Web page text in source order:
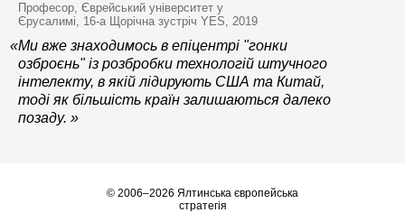
Професор, Єврейський університет у
Єрусалимі, 16-а Щорічна зустріч YES, 2019
«Ми вже знаходимось в епіцентрі "гонки
озброєнь" із розбробки технологій штучного
інтелекту, в якій лідирують США та Китай,
тоді як більшість країн залишаються далеко
позаду. »
© 2006–2026 Ялтинська європейська
стратегія